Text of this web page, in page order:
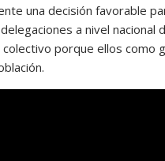
una decisión favorable
a nivel nacional
porque ellos como